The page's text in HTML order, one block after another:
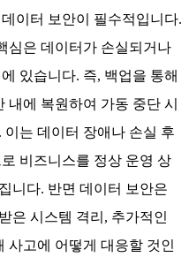
이터 보안이 필수적입니다.
심은 데이터가 손실되거나
있습니다. 즉, 백업을 통해
내에 복원하여 가동 중단 시
는 데이터 장애나 손실 후
비즈니스를 정상 운영 상
니다. 반면 데이터 보안은
은 시스템 격리, 추가적인
사고에 어떻게 대응할 것인